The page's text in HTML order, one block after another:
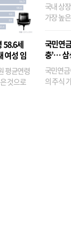
58.6세
여성 임
평균연령
것으로
국내 상
가장 높
융이었
기관투
국민연
충’… 삼
국민연
의 주식